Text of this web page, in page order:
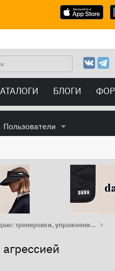
БЛОГИ
Пользователи
Работа с лошадью: тренировки, упражнения, лайфхаки